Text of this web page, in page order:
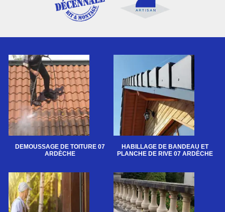
DEMOUSSAGE DE TOITURE 07
ARDÈCHE
HABILLAGE DE BANDEAU ET
PLANCHE DE RIVE 07 ARDÈCHE